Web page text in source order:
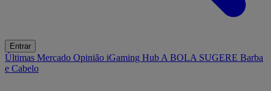
Entrar
Últimas Mercado Opinião iGaming Hub A BOLA SUGERE Barba
e Cabelo